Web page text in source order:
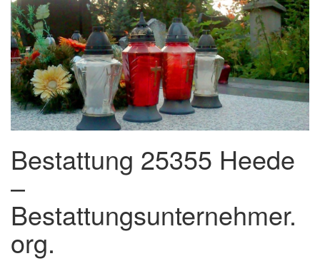
Bestattung 25355 Heede
–
Bestattungsunternehmer.
org.